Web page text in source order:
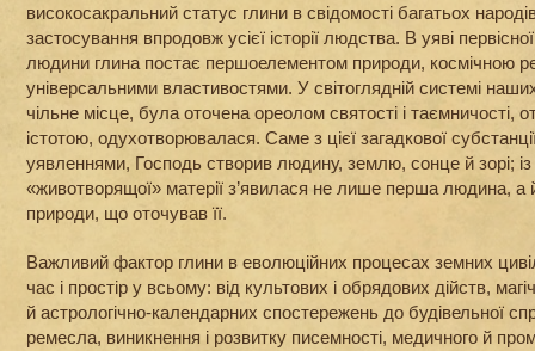
високосакральний статус глини в свідомості багатьох
застосування впродовж усієї історії людства. В уяві
людини глина постає першоелементом природи, космічною
універсальними властивостями. У світоглядній системі
чільне місце, була оточена ореолом святості і
істотою, одухотворювалася. Саме з цієї загадкової
уявленнями, Господь створив людину, землю, сонце й зорі; із
«животворящої» матерії з’явилася не лише перша людина, а
природи, що оточував її.
Важливий фактор глини в еволюційних процесах земних
час і простір у всьому: від культових і обрядових дійств,
й астрологічно-календарних спостережень до будівельної
ремесла, виникнення і розвитку писемності, медичного й